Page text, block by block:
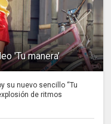
'Tu manera'
su nuevo sencillo “Tu
de ritmos